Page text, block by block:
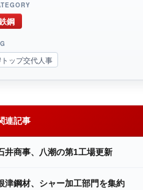
鋼
ップ交代人事
連記事
井商事、八潮の第1工場更新
津鋼材、シャー加工部門を集約